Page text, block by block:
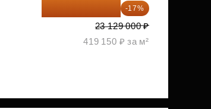
-17%
23 129 000 ₽
419 150 ₽ за м²